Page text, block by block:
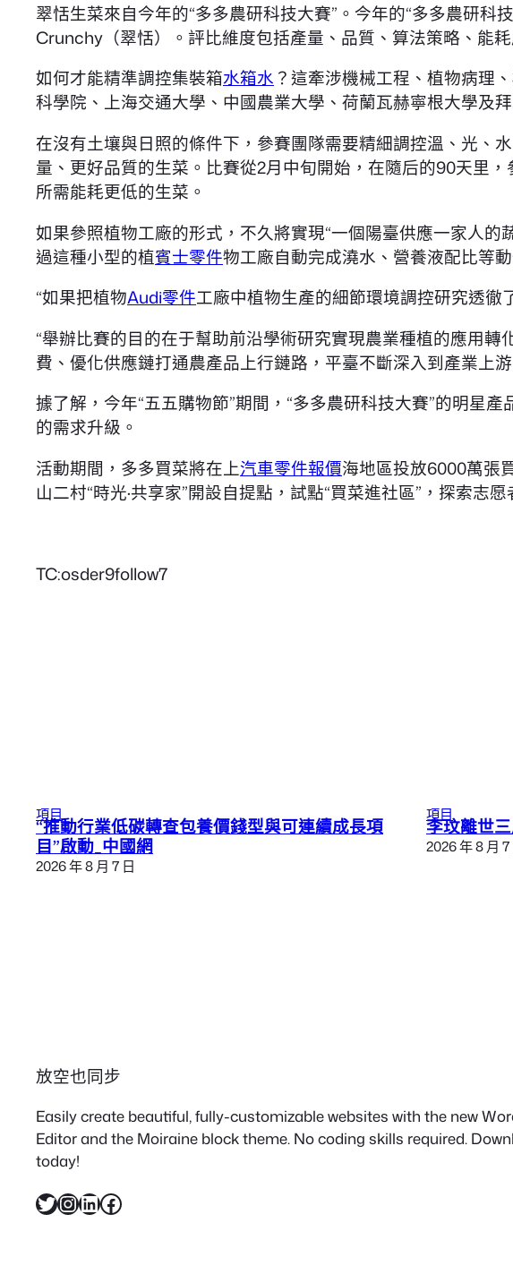
翠恬生菜來自今年的“多多農研科技大賽”。今年的“多多農研
Crunchy（翠恬）。評比維度包括產量、品質、算法策略、能
如何才能精準調控集裝箱水箱水 ？這牽涉機械工程、植物病理
科學院、上海交通大學、中國農業大學、荷蘭瓦赫寧根大學及
在沒有土壤與日照的條件下，參賽團隊需要精細調控溫、光、
量、更好品質的生菜。比賽從2月中旬開始，在隨后的90天里
所需能耗更低的生菜。
如果參照植物工廠的形式，不久將實現“一個陽臺供應一家人
過這種小型的植賓士零件物工廠自動完成澆水、營養液配比等動
“如果把植物Audi零件工廠中植物生產的細節環境調控研究透徹
“舉辦比賽的目的在于幫助前沿學術研究實現農業種植的應用
費、優化供應鏈打通農產品上行鏈路，平臺不斷深入到產業上
據了解，今年“五五購物節”期間，“多多農研科技大賽”的明星
的需求升級。
活動期間，多多買菜將在上汽車零件報價海地區投放6000萬張
山二村“時光·共享家”開設自提點，試點“買菜進社區”，探索志
TC:osder9follow7
項目
“推動行業低碳轉查包養價錢型與可連續成長項
目”啟動_中國網
2026 年 8 月 7 日
項目
李玟離世
2026 年 8 月 7
放空也同步
Easily create beautiful, fully-customizable websites with the new
Editor and the Moiraine block theme. No coding skills required.
today!
X InstagramLinkedIn Facebook